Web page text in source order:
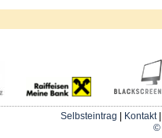
Selbsteintrag Kontakt
©